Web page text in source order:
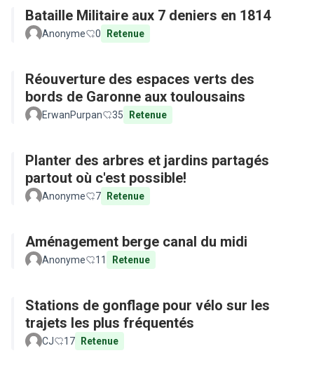
Bataille Militaire aux 7 deniers en 1814
Anonyme 0 Retenue
Réouverture des espaces verts des
bords de Garonne aux toulousains
ErwanPurpan 35 Retenue
Planter des arbres et jardins partagés
partout où c'est possible!
Anonyme 7 Retenue
Aménagement berge canal du midi
Anonyme 11 Retenue
Stations de gonflage pour vélo sur les
trajets les plus fréquentés
CJ 17 Retenue